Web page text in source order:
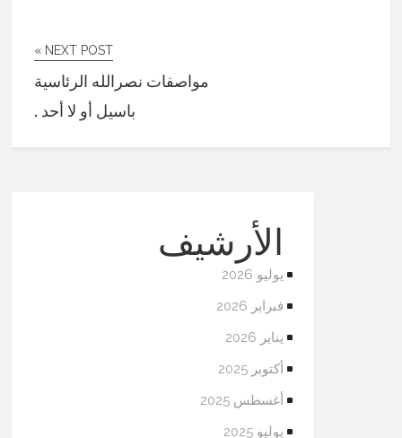
NEXT POST »
مواصفات نصرالله الرئاسية
باسيل أو لا أحد .
الأرشيف
يوليو 2026
فبراير 2026
يناير 2026
أكتوبر 2025
أغسطس 2025
يوليو 2025